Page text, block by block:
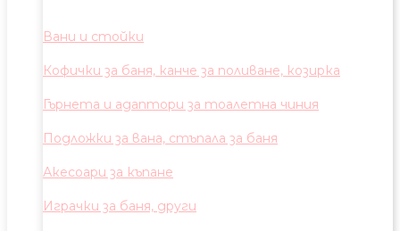
Вани и стойки
Кофички за баня, канче за поливане, козирка
Гърнета и адаптори за тоалетна чиния
Подложки за вана, стъпала за баня
Акесоари за къпане
Играчки за баня, други